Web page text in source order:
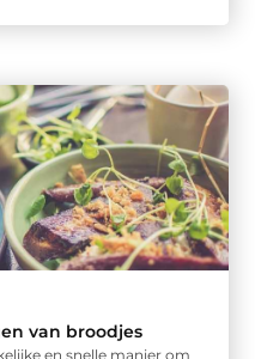
van broodjes
en snelle manier om